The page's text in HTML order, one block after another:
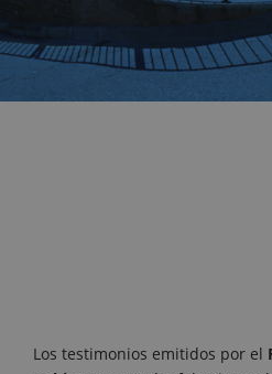
Los testimonios emitidos por el